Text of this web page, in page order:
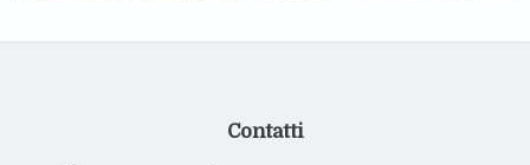
Contatti